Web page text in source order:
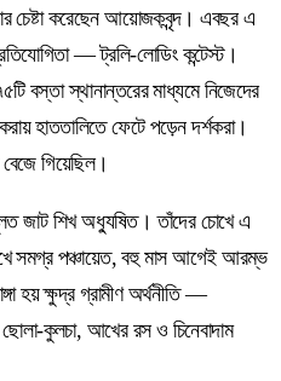
চেষ্টা করেছেন আয়োজকবৃন্দ। এবছর এ
— ট্রলি-লোডিং কন্টেস্ট।
বস্তা স্থানান্তরের মাধ্যমে নিজেদের
হাততালিতে ফেটে পড়েন দর্শকরা।
গিয়েছিল।
জাট শিখ অধ্যুষিত। তাঁদের চোখে এ
সমগ্র পঞ্চায়েত, বহু মাস আগেই আরম্ভ
হয় ক্ষুদ্র গ্রামীণ অর্থনীতি —
কুলচা, আখের রস ও চিনেবাদাম